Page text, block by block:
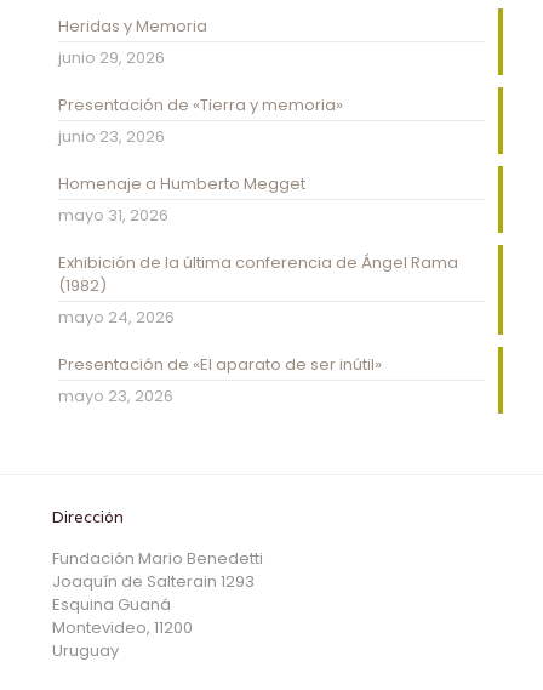
Heridas y Memoria
junio 29, 2026
Presentación de «Tierra y memoria»
junio 23, 2026
Homenaje a Humberto Megget
mayo 31, 2026
Exhibición de la última conferencia de Ángel Rama
(1982)
mayo 24, 2026
Presentación de «El aparato de ser inútil»
mayo 23, 2026
Dirección
Fundación Mario Benedetti
Joaquín de Salterain 1293
Esquina Guaná
Montevideo, 11200
Uruguay